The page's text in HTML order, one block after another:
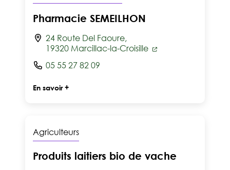
Pharmacie SEMEILHON
24 Route Del Faoure,
19320 Marcillac-la-Croisille
05 55 27 82 09
En savoir +
Agriculteurs
Produits laitiers bio de vache